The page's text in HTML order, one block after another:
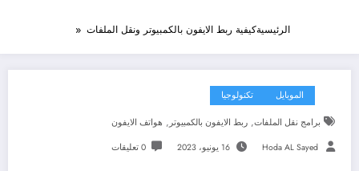
الرئيسيةكيفية ربط الايفون بالكمبيوتر ونقل الملفات
الموبايل تكنولوجيا
برامج نقل الملفات, ربط الايفون بالكمبيوتر , هواتف الايفون
Hoda AL Sayed 16 يونيو، 2023 0 تعليقات